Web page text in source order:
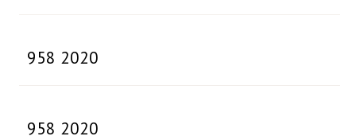
958 2020
958 2020